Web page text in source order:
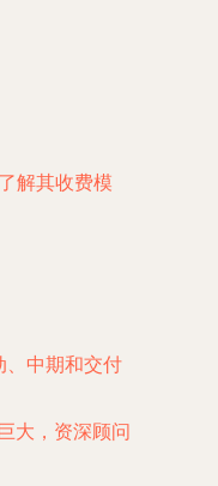
解其收费模
、中期和交付
大，资深顾问